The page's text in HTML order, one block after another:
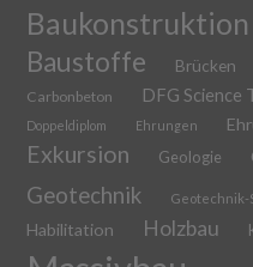
Baukonstruktion
Baustoffe Brücken
Carbonbeton DFG Science
Doppeldiplom Ehrungen
Exkursion Geologie
Geotechnik Geotechnik-
Habilitation Holzbau